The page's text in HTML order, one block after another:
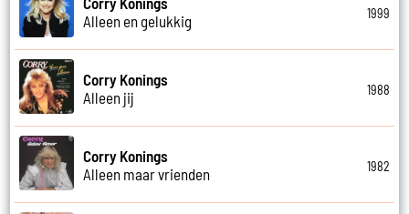
Alleen en gelukkig
1999
Corry Konings
Alleen jij
1988
Corry Konings
Alleen maar vrienden
1982